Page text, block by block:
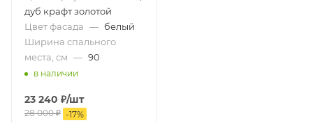
дуб крафт золотой
Цвет фасада — белый
Ширина спального
места, см — 90
в наличии
23 240 ₽/шт
28 000₽ -17%